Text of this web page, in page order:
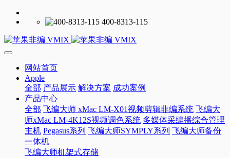
400-8313-115
网站首页
Apple
全部 产品展示 解决方案 成功案例
产品中心
全部 飞编大师 xMac LM-X01视频剪辑非编系统 飞编大
师xMac LM-4K12S视频调色系统 多媒体采编播综合管理
主机 Pegasus系列 飞编大师SYMPLY系列 飞编大师备份
一体机
飞编大师机架式存储